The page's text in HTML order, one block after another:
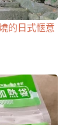
的日式愜意